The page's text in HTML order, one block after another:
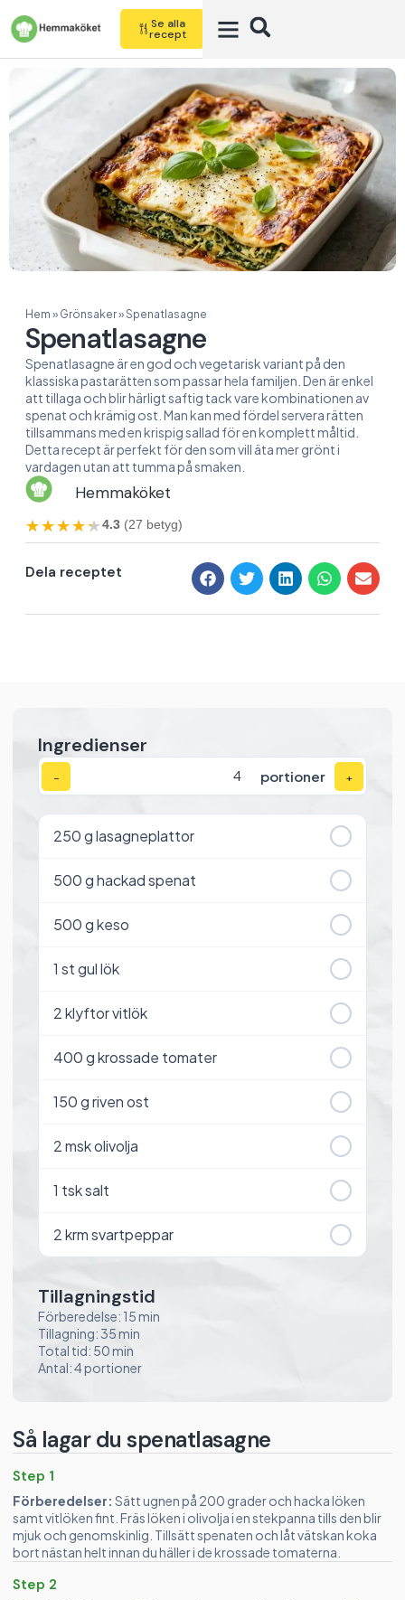
Se alla
recept
Hem » Grönsaker»Spenatlasagne
Spenatlasagne
Spenatlasagne är en god och vegetarisk variant på den
klassiska pastarätten som passar hela familjen. Den är enkel
att tillaga och blir härligt saftig tack vare kombinationen av
spenat och krämig ost. Man kan med fördel servera rätten
tillsammans med en krispig sallad för en komplett måltid.
Detta recept är perfekt för den som vill äta mer grönt i
vardagen utan att tumma på smaken.
Hemmaköket
★★★★★
★★★★★4.3 (27 betyg)
Dela receptet
Så lagar du spenatlasagne
Step 1
Förberedelser: Sätt ugnen på 200 grader och hacka löken
samt vitlöken fint. Fräs löken i olivolja i en stekpanna tills den blir
mjuk och genomskinlig. Tillsätt spenaten och låt vätskan koka
bort nästan helt innan du häller i de krossade tomaterna.
Step 2
Ingredienser
− portioner +
250g lasagneplattor
500g hackad spenat
500g keso
1 st gul lök
2klyftor vitlök
400g krossade tomater
150g riven ost
2msk olivolja
1 tsk salt
2krm svartpeppar
Tillagningstid
Förberedelse: 15 min
Tillagning: 35 min
Total tid: 50 min
Antal: 4 portioner